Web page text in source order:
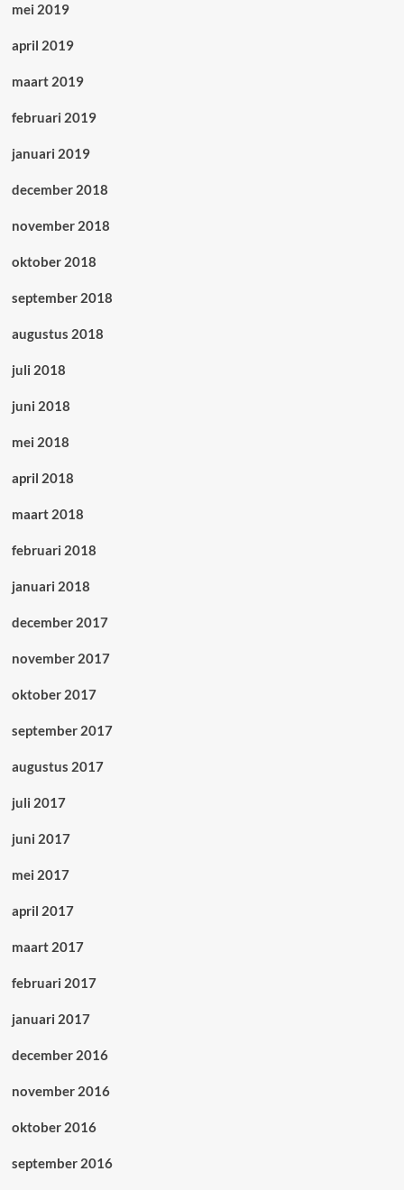
mei 2019
april 2019
maart 2019
februari 2019
januari 2019
december 2018
november 2018
oktober 2018
september 2018
augustus 2018
juli 2018
juni 2018
mei 2018
april 2018
maart 2018
februari 2018
januari 2018
december 2017
november 2017
oktober 2017
september 2017
augustus 2017
juli 2017
juni 2017
mei 2017
april 2017
maart 2017
februari 2017
januari 2017
december 2016
november 2016
oktober 2016
september 2016